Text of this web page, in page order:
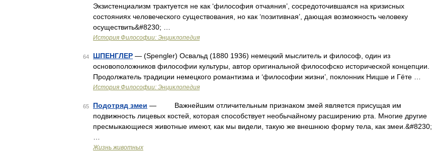
Экзистенциализм трактуется не как ‘философия отчаяния’, сосредоточившаяся на кризисных
состояниях человеческого существования, но как ‘позитивная’, дающая возможность человеку
осуществить&#8230; …
История Философии: Энциклопедия
64 ШПЕНГЛЕР — (Spengler) Освальд (1880 1936) немецкий мыслитель и философ, один из
основоположников философии культуры, автор оригинальной философско исторической концепции.
Продолжатель традиции немецкого романтизма и ‘философии жизни’, поклонник Ницше и Гёте …
История Философии: Энциклопедия
65 Подотряд змеи — Важнейшим отличительным признаком змей является присущая им
подвижность лицевых костей, которая способствует необычайному расширению рта. Многие другие
пресмыкающиеся животные имеют, как мы видели, такую же внешнюю форму тела, как змеи.&#8230;
Жизнь животных